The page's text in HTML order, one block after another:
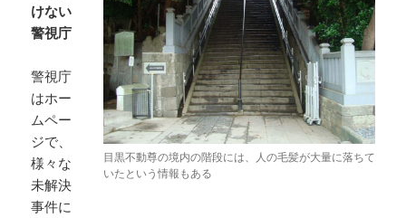
目黒不動尊の境内の階段には、人の毛髪が大量に落ちて
いたという情報もある
けない
警視庁
警視庁
はホー
ムペー
ジで、
様々な
未解決
事件に